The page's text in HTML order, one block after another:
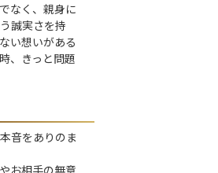
なく、親身に
誠実さを持
い想いがある
、きっと問題
音をありのま
お相手の無意